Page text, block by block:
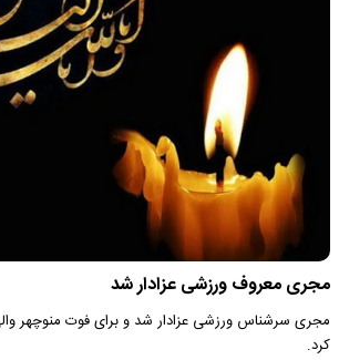
مجری معروف ورزشی عزادار شد
مجری سرشناس ورزشی عزادار شد و برای فوت منوچهر
کرد.